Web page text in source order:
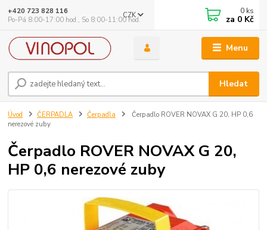
Menu
CZK
Hledat
+420 723 828 116
Po-Pá 8:00-17:00 hod., So 8:00-11:00 hod.
0 ks
za 0 Kč
Úvod ČERPADLA Čerpadla
Čerpadlo ROVER NOVAX G 20, HP 0,6
nerezové zuby
Čerpadlo ROVER NOVAX G 20,
HP 0,6 nerezové zuby